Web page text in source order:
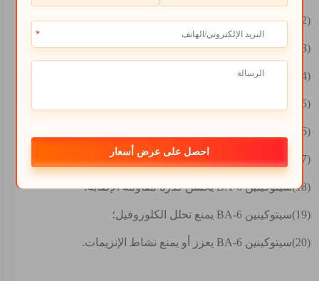
(12) سيتوكينين 6-BA يعزز تكوين الثمار؛
(13) سيتوكينين 6-BA يعزز نمو الثمار؛
(14) سيتوكينين 6-BA يحفز تكوين الجذور الصغيرة؛
(15)
(16)
(17)
(18) سيتوكينين 6-BA يحسن قدرة مقاومة الإصابة؛
(19) سيتوكينين 6-BA يمنع تحلل الكلوروفيل؛
(20) سيتوكينين 6-BA يعزز أو يمنع نشاط الإنزيمات.
احصل على عرض أسعار